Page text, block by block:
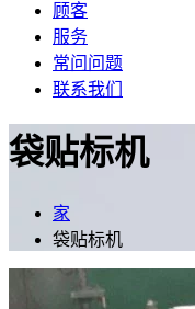
顾客
服务
常问问题
联系我们
袋贴标机
家
袋贴标机